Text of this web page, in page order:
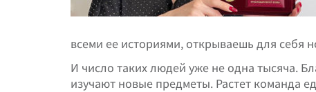
всеми ее историями, открываешь для себя
И число таких людей уже не одна тысяча.
изучают новые предметы. Растет команда